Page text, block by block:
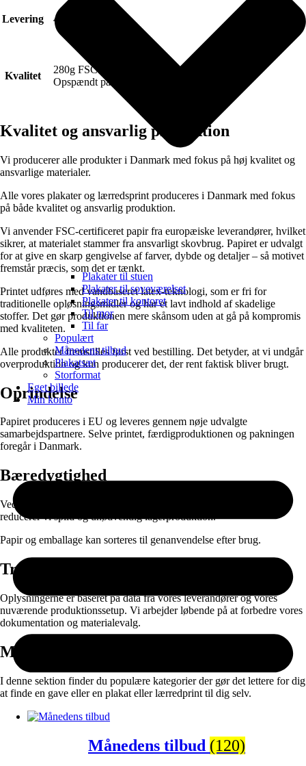
Plakater til stuen
Plakater til soveværelset
Plakater til kontoret
Til mor
Til far
Populært
Månedens tilbud
Plakatsæt
Storformat
Eget billede
Min konto
Levering 4-6 hverdage.
Kvalitet
280g FSC Certificeret Art canvas (Lærred).
Opspændt på blindramme.
Kvalitet og ansvarlig produktion
Vi producerer alle produkter i Danmark med fokus på høj kvalitet og
ansvarlige materialer.
Alle vores plakater og lærredsprint produceres i Danmark med fokus
på både kvalitet og ansvarlig produktion.
Vi anvender FSC-certificeret papir fra europæiske leverandører, hvilket
sikrer, at materialet stammer fra ansvarligt skovbrug. Papiret er udvalgt
for at give en skarp gengivelse af farver, dybde og detaljer – så motivet
fremstår præcis, som det er tænkt.
Printet udføres med vandbaseret latex-teknologi, som er fri for
traditionelle opløsningsmidler og har et lavt indhold af skadelige
stoffer. Det gør produktionen mere skånsom uden at gå på kompromis
med kvaliteten.
Alle produkter fremstilles først ved bestilling. Det betyder, at vi undgår
overproduktion og kun producerer det, der rent faktisk bliver brugt.
Oprindelse
Papiret produceres i EU og leveres gennem nøje udvalgte
samarbejdspartnere. Selve printet, færdigproduktionen og pakningen
foregår i Danmark.
Bæredygtighed
Ved at kombinere ansvarlige materialer med on-demand produktion
reducerer vi spild og unødvendig lagerproduktion.
Papir og emballage kan sorteres til genanvendelse efter brug.
Transparens
Oplysningerne er baseret på data fra vores leverandører og vores
nuværende produktionssetup. Vi arbejder løbende på at forbedre vores
dokumentation og materialevalg.
Måske vil du også synes om:
I denne sektion finder du populære kategorier der gør det lettere for dig
at finde en gave eller en plakat eller lærredprint til dig selv.
Månedens tilbud (120)